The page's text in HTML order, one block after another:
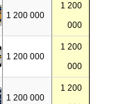
1 200 000
1 200
000
1 200 000
1 200
000
1 200 000
1 200